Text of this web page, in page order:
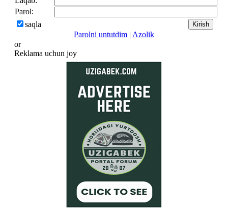
Parol:
saqla
Parolni untutdim | Azolik
or
Reklama uchun joy